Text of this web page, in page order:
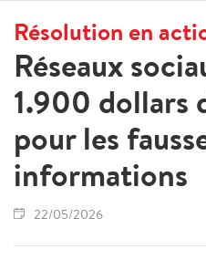
Résolution en
Réseaux
1.900 dollars
pour les
informations
22/05/2026